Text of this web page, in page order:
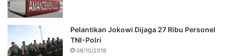
Pelantikan Jokowi Dijaga 27 Ribu Personel
TNI-Polri
08/10/2019